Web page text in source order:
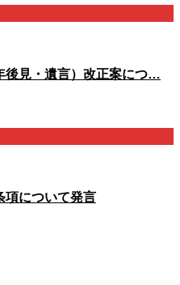
見・遺言）改正案につ…
について発言